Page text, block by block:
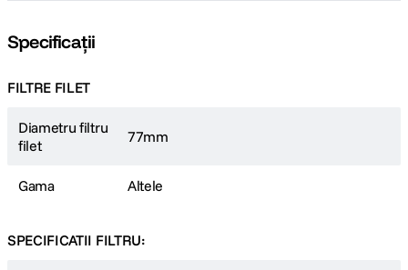
Specificații
FILTRE FILET
Diametru filtru
filet
77mm
Gama Altele
SPECIFICATII FILTRU: